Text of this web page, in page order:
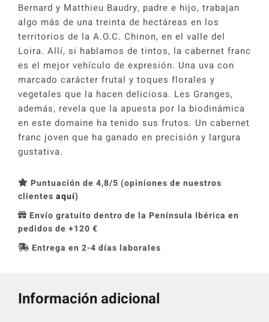
Bernard y Matthieu Baudry, padre e hijo, trabajan
algo más de una treinta de hectáreas en los
territorios de la A.O.C. Chinon, en el valle del
Loira. Allí, si hablamos de tintos, la cabernet franc
es el mejor vehículo de expresión. Una uva con
marcado carácter frutal y toques florales y
vegetales que la hacen deliciosa. Les Granges,
además, revela que la apuesta por la biodinámica
en este domaine ha tenido sus frutos. Un cabernet
franc joven que ha ganado en precisión y largura
gustativa.
Puntuación de 4,8/5 (opiniones de nuestros
clientes aquí)
Envío gratuito dentro de la Península Ibérica en
pedidos de +120 €
Entrega en 2-4 días laborales
Información adicional